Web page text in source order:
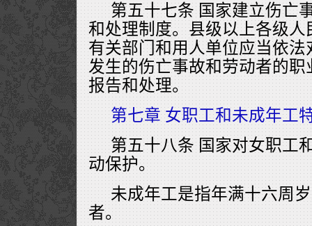
第五十七条 国家建立伤亡
和处理制度。县级以上各级
有关部门和用人单位应当依
发生的伤亡事故和劳动者的
报告和处理。
第七章 女职工和未成年工
第五十八条 国家对女职工
动保护。
未成年工是指年满十六周
者。